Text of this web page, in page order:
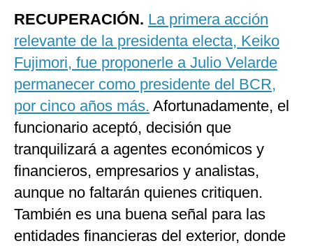
Mundo
EEUU
México
España
Internacional
Tecnología
Mix
G de Gestión
RECUPERACIÓN. La primera acción
relevante de la presidenta electa, Keiko
Fujimori, fue proponerle a Julio Velarde
permanecer como presidente del BCR,
por cinco años más. Afortunadamente, el
funcionario aceptó, decisión que
tranquilizará a agentes económicos y
financieros, empresarios y analistas,
aunque no faltarán quienes critiquen.
También es una buena señal para las
entidades financieras del exterior, donde